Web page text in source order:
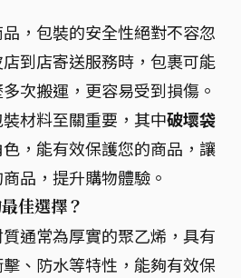
，包裝的安全性絕對不容忽
到店寄送服務時，包裹可能
次搬運，更容易受到損傷。
材料至關重要，其中破壞袋
，能有效保護您的商品，讓
品，提升購物體驗。
佳選擇？
通常為厚實的聚乙烯，具有
、防水等特性，能夠有效保